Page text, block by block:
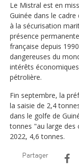
Le Mistral est en
Guinée dans le
à la sécurisation
présence
française depuis
dangereuses du
intérêts
pétrolière.
Fin septembre, la
la saisie de 2,4
dans le golfe de
tonnes "au large des
2022, 4,6 tonnes.
Partager